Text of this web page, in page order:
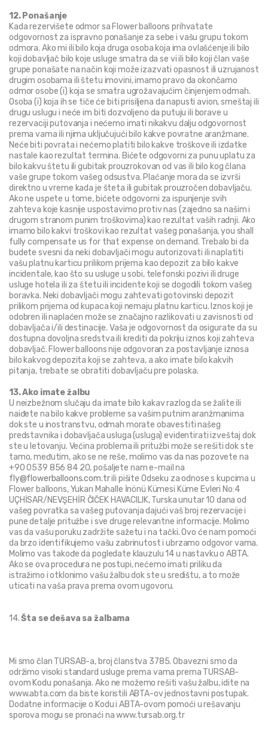
12. Ponašanje
Kada rezervišete odmor sa Flower balloons prihvatate
odgovornost za ispravno ponašanje za sebe i vašu grupu tokom
odmora. Ako mi ili bilo koja druga osoba koja ima ovlašćenje ili bilo
koji dobavljač bilo koje usluge smatra da se vi ili bilo koji član vaše
grupe ponašate na način koji može izazvati opasnost ili uzrujanost
drugim osobama ili štetu imovini, imamo pravo da okončamo
odmor osobe (i) koja se smatra ugrožavajućim činjenjem odmah.
Osoba (i) koja ih se tiče će biti prisiljena da napusti avion, smeštaj ili
drugu uslugu i neće im biti dozvoljeno da putuju ili borave u
rezervaciji putovanja i nećemo imati nikakvu dalju odgovornost
prema vama ili njima uključujući bilo kakve povratne aranžmane.
Neće biti povrata i nećemo platiti bilo kakve troškove ili izdatke
nastale kao rezultat termina. Bićete odgovorni za punu uplatu za
bilo kakvu štetu ili gubitak prouzrokovan od vas ili bilo kog člana
vaše grupe tokom vašeg odsustva. Plaćanje mora da se izvrši
direktno u vreme kada je šteta ili gubitak prouzročen dobavljaču.
Ako ne uspete u tome, bićete odgovorni za ispunjenje svih
zahteva koje kasnije uspostavimo protiv nas (zajedno sa našim i
drugom stranom punim troškovima) kao rezultat vaših radnji. Ako
imamo bilo kakvi troškovi kao rezultat vašeg ponašanja, you shall
fully compensate us for that expense on demand. Trebalo bi da
budete svesni da neki dobavljači mogu autorizovati ili naplatiti
vašu platnu karticu prilikom prijema kao depozit za bilo kakve
incidentale, kao što su usluge u sobi, telefonski pozivi ili druge
usluge hotela ili za štetu ili incidente koji se dogodili tokom vašeg
boravka. Neki dobavljači mogu zahtevati gotovinski depozit
prilikom prijema od kupaca koji nemaju platnu karticu. Iznos koji je
odobren ili naplaćen može se značajno razlikovati u zavisnosti od
dobavljača i/ili destinacije. Vaša je odgovornost da osigurate da su
dostupna dovoljna sredstva ili krediti da pokriju iznos koji zahteva
dobavljač. Flower balloons nije odgovoran za postavljanje iznosa
bilo kakvog depozita koji se zahteva, a ako imate bilo kakvih
pitanja, trebate se obratiti dobavljaču pre polaska.
13. Ako imate žalbu
U neizbežnom slučaju da imate bilo kakav razlog da se žalite ili
naiđete na bilo kakve probleme sa vašim putnim aranžmanima
dok ste u inostranstvu, odmah morate obavestiti našeg
predstavnika i dobavljača usluga (usluga) evidentirati izveštaj dok
ste u letovanju. Većina problema ili pritužbi može se rešiti dok ste
tamo, međutim, ako se ne reše, molimo vas da nas pozovete na
fly@flowerballoons.com.tr ili pišite Odseku za odnose s kupcima u
Flower balloons, Yukarı Mahalle İnönü Kümesi Küme Evleri No:4
UÇHİSAR/NEVŞEHİR ČIČEK HAVACILIK, Turska unutar 10 dana od
vašeg povratka sa vašeg putovanja dajući vaš broj rezervacije i
pune detalje pritužbe i sve druge relevantne informacije. Molimo
vas da vašu poruku zadržite sažetu i na tački. Ovo će nam pomoći
da brzo identifikujemo vašu zabrinutost i ubrzamo odgovor vama.
Molimo vas takođe da pogledate klauzulu 14 u nastavku o ABTA.
Ako se ova procedura ne postupi, nećemo imati priliku da
istražimo i otklonimo vašu žalbu dok ste u središtu, a to može
uticati na vaša prava prema ovom ugovoru.
14. Šta se dešava sa žalbama
Mi smo član TURSAB-a, broj članstva 3785. Obavezni smo da
održimo visoki standard usluge prema vama prema TURSAB-
ovom Kodu ponašanja. Ako ne možemo rešiti vašu žalbu, idite na
www.abta.com da biste koristili ABTA-ov jednostavni postupak.
Dodatne informacije o Kodu i ABTA-ovom pomoći u rešavanju
sporova mogu se pronaći na www.tursab.org.tr